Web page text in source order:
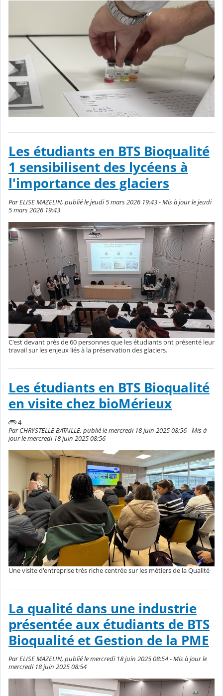
Les étudiants en BTS Bioqualité
1 sensibilisent des lycéens à
l'importance des glaciers
Par ELISE MAZELIN, publié le jeudi 5 mars 2026 19:43 - Mis à jour le jeudi
5 mars 2026 19:43
C'est devant près de 60 personnes que les étudiants ont présenté leur
travail sur les enjeux liés à la préservation des glaciers.
Les étudiants en BTS Bioqualité
en visite chez bioMérieux
4
Par CHRYSTELLE BATAILLE, publié le mercredi 18 juin 2025 08:56 - Mis à
jour le mercredi 18 juin 2025 08:56
Une visite d'entreprise très riche centrée sur les métiers de la Qualité
La qualité dans une industrie
présentée aux étudiants de BTS
Bioqualité et Gestion de la PME
Par ELISE MAZELIN, publié le mercredi 18 juin 2025 08:54 - Mis à jour le
mercredi 18 juin 2025 08:54